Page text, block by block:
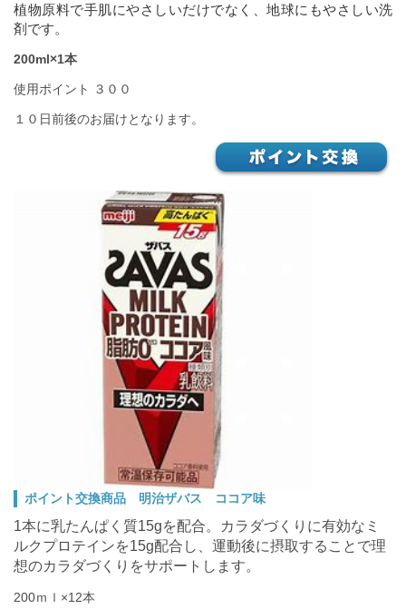
植物原料で手肌にやさしいだけでなく、地球にもやさしい洗
剤です。
200ml×1本
使用ポイント ３００
１０日前後のお届けとなります。
ポイント交換商品 明治ザバス ココア味
1本に乳たんぱく質15gを配合。
カラダづくりに有効なミ
ルクプロテインを15g配合し、運動後に摂取することで理
想のカラダづくりをサポートします。
200ｍｌ×12本